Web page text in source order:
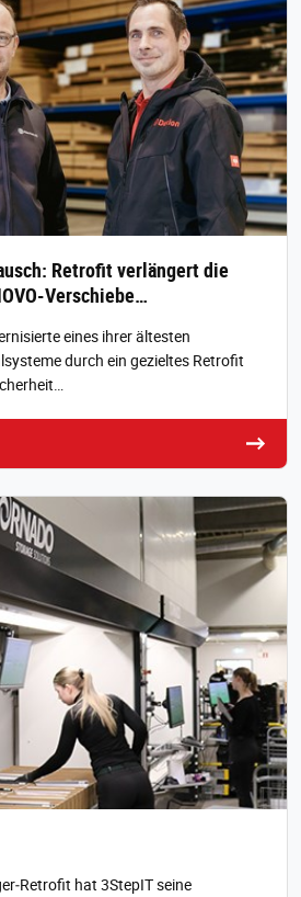
Retrofit verlängert die
Verschiebe…
eines ihrer ältesten
durch ein gezieltes Retrofit
hat 3StepIT seine